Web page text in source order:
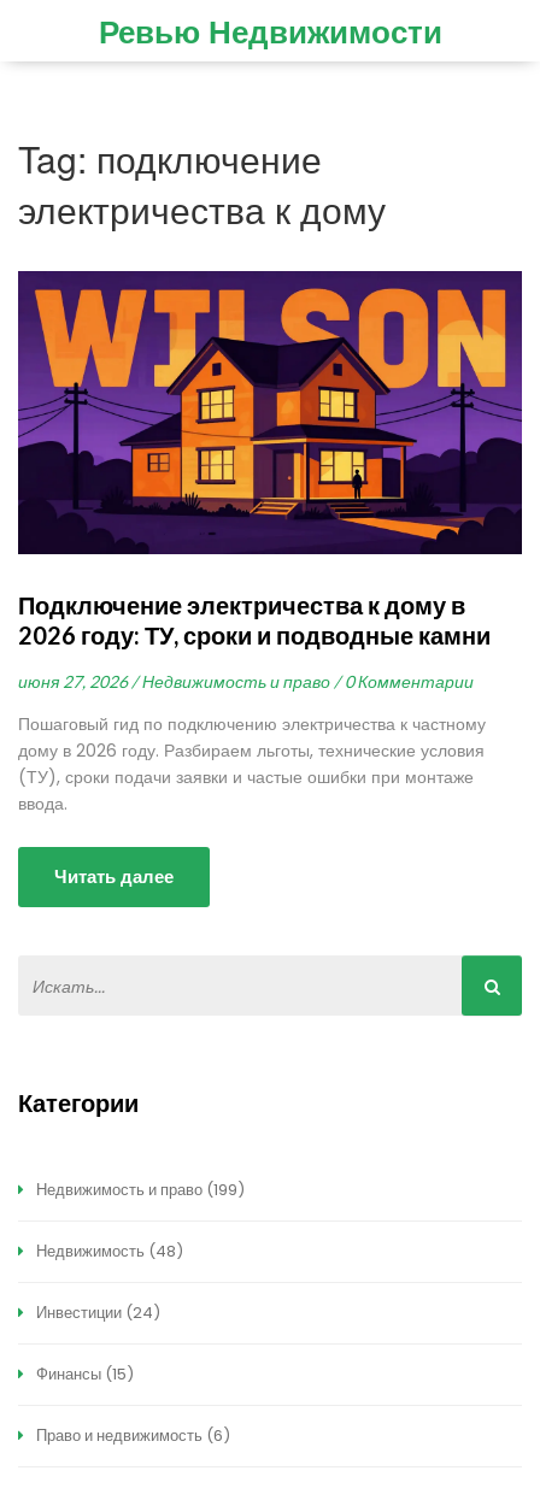
Ревью Недвижимости
Tag: подключение
электричества к дому
Подключение электричества к дому в
2026 году: ТУ, сроки и подводные камни
июня 27, 2026 / Недвижимость и право / 0 Комментарии
Пошаговый гид по подключению электричества к частному
дому в 2026 году. Разбираем льготы, технические условия
(ТУ), сроки подачи заявки и частые ошибки при монтаже
ввода.
Читать далее
Категории
Недвижимость и право (199)
Недвижимость (48)
Инвестиции (24)
Финансы (15)
Право и недвижимость (6)